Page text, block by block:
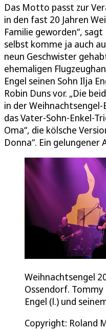
Das Motto passt zur
in den fast 20 Jahren
Familie geworden“, sagt
selbst komme ja auch
neun Geschwister
ehemaligen
Engel seinen Sohn Ilja
Robin Duns vor. „Die
in der
das Vater-Sohn-Enkel-
Oma“, die kölsche
Donna“. Ein gelungener
Weihnachtsengel
Ossendorf.
Engel (l.) und
Copyright: Roland